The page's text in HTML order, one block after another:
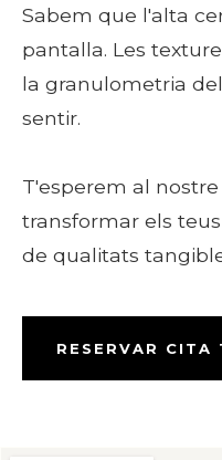
Sabem que l'alta
pantalla. Les
la granulometria
sentir.
T'esperem al
transformar els
de qualitats
RESERVAR CITA